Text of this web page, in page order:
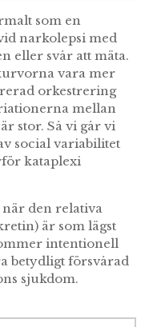
som en
narkolepsi med
eller svår att mäta.
vara mer
orkestrering
mellan
stor. Så vi går vi
social variabilitet
kataplexi
den relativa
är som lägst
intentionell
betydligt försvårad
sjukdom.